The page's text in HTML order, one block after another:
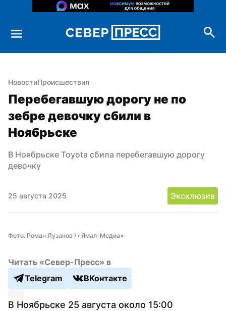
НовостиПроисшествия
Перебегавшую дорогу не по
зебре девочку сбили в
Ноябрьске
В Ноябрьске Toyota сбила перебегавшую дорогу
девочку
25 августа 2025 Эксклюзив
Фото: Роман Лузанов / «Ямал-Медиа»
Читать «Север-Пресс» в
Telegram
ВКонтакте
В Ноябрьске 25 августа около 15:00